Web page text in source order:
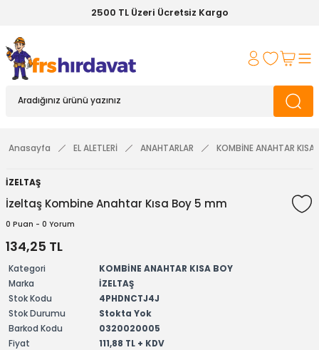
2500 TL Üzeri Ücretsiz Kargo
Anasayfa EL ALETLERİ ANAHTARLAR KOMBİNE ANAHTAR KISA
İZELTAŞ
İzeltaş Kombine Anahtar Kısa Boy 5 mm
0 Puan - 0 Yorum
134,25 TL
Kategori
KOMBİNE ANAHTAR KISA BOY
Marka
İZELTAŞ
Stok Kodu
4PHDNCTJ4J
Stok Durumu
Stokta Yok
Barkod Kodu
0320020005
Fiyat
111,88 TL + KDV